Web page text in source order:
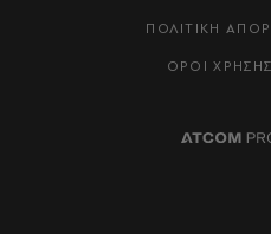
ΠΟΛΙΤΙΚΗ
ΟΡΟΙ